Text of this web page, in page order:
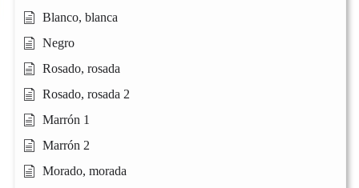
Blanco, blanca
Negro
Rosado, rosada
Rosado, rosada 2
Marrón 1
Marrón 2
Morado, morada